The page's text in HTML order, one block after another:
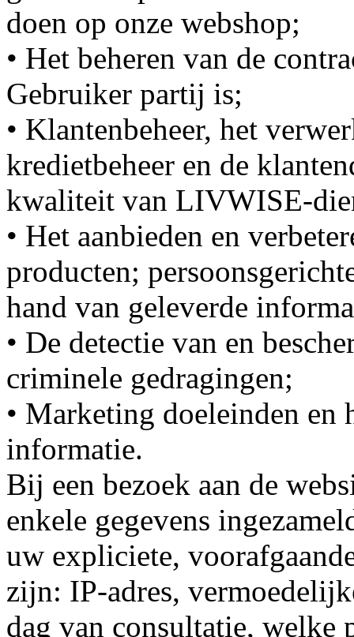
doen op onze webshop;
• Het beheren van de
Gebruiker partij is;
• Klantenbeheer, het
kredietbeheer en de
kwaliteit van LIVWISE-
• Het aanbieden en
producten;
hand van geleverde
• De detectie van en
criminele gedragingen;
• Marketing doeleinden en
informatie.
Bij een bezoek aan de
enkele gegevens
uw expliciete,
zijn: IP-adres,
dag van consultatie, welke